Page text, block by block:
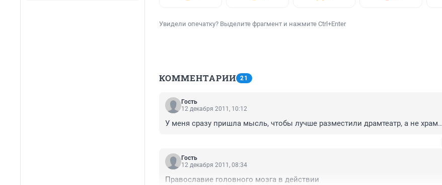
Увидели опечатку? Выделите фрагмент и нажмите Ctrl+Enter
КОММЕНТАРИИ 21
Гость
12 декабря 2011, 10:12
У меня сразу пришла мысль, чтобы лучше разместили драмтеатр, а не храм..
Гость
12 декабря 2011, 08:34
Православие головного мозга в действии